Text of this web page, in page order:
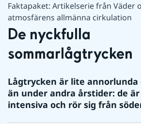
Faktapaket: Artikelserie från Väder
atmosfärens allmänna cirkulation
De nyckfulla
sommarlågtrycken
Lågtrycken är lite annorlunda
än under andra årstider: de
intensiva och rör sig från